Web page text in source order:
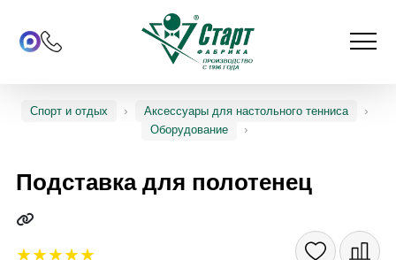
Спорт и отдых
Аксессуары для настольного тенниса
Оборудование
Подставка для полотенец